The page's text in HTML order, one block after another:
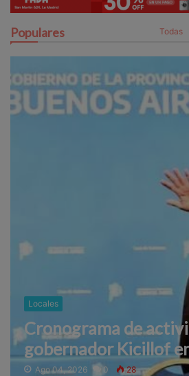
Populares Todas
Locales
Cronograma de
gobernador Kicillof
Ago 04, 2026 0 28